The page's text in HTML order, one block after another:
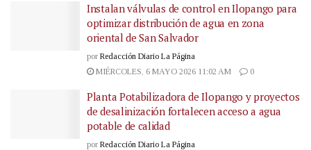
Instalan válvulas de control en Ilopango para
optimizar distribución de agua en zona
oriental de San Salvador
por Redacción Diario La Página
MIÉRCOLES, 6 MAYO 2026 11:02 AM
0
Planta Potabilizadora de Ilopango y proyectos
de desalinización fortalecen acceso a agua
potable de calidad
por Redacción Diario La Página